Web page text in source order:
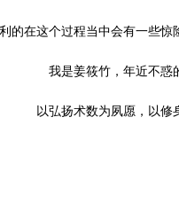
的在这个过程当中会有一些
我是姜筱竹，年近不惑
以弘扬术数为夙愿，以修